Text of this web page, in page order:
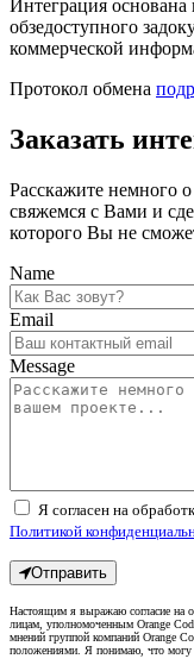
Интеграция
обзедоступного
коммерческой
Протокол обмена
Заказать
Расскажите немного
свяжемся с Вами и
которого Вы не
Name
Email
Message
Я согласен на
Политикой
Отправить
Настоящим я выражаю согласие на
лицам, уполномоченным Orange
мнений группой компаний Orange
положениями. Я понимаю, что могу